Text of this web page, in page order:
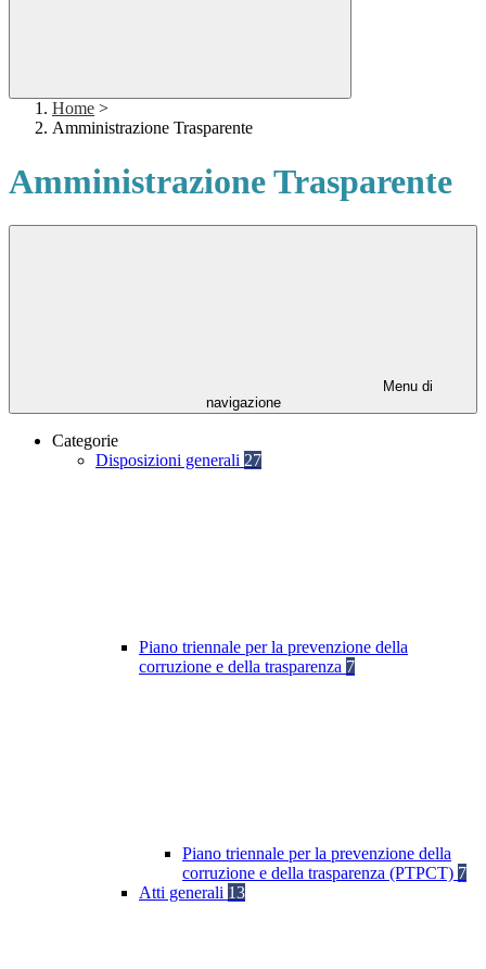
Home >
Amministrazione Trasparente
Amministrazione Trasparente
Menu di
navigazione
Categorie
Disposizioni generali 27
Piano triennale per la prevenzione della
corruzione e della trasparenza 7
Piano triennale per la prevenzione della
corruzione e della trasparenza (PTPCT) 7
Atti generali 13